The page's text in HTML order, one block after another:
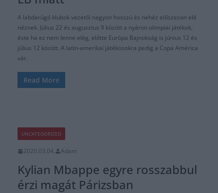
A labdarúgó klubok vezetői nagyon hosszú és nehéz előszezon elé
néznek. Július 22 és augusztus 9 között a nyáron olimpiai játékok,
éste ha ez nem lenne elég, előtte Európa Bajnokság is június 12 és
július 12 között. A latin-amerikai játékosokra pedig a Copa América
vár.
Read More
UNCATEGORIZED
2020.03.04. Adam
Kylian Mbappe egyre rosszabbul
érzi magát Párizsban